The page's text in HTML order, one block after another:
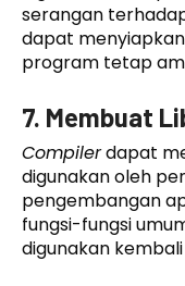
serangan
dapat
program tetap
7. Membuat
Compilerdapat
digunakan oleh
pengembangan
fungsi-fungsi
digunakan